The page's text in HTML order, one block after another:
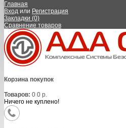
Главная
Вход или Регистрация
Закладки (0)
Сравнение товаров
Корзина покупок
Товаров: 0 0 р.
Ничего не куплено!